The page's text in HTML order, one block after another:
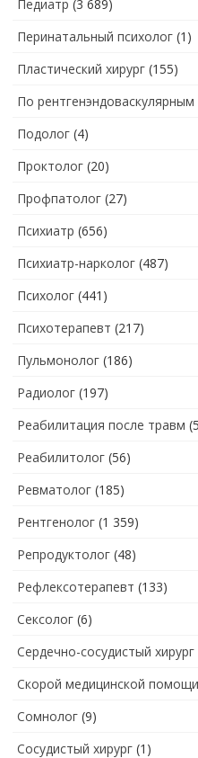
Педиатр (3 689)
Перинатальный психолог (1)
Пластический хирург (155)
По
Подолог (4)
Проктолог (20)
Профпатолог (27)
Психиатр (656)
Психиатр-нарколог (487)
Психолог (441)
Психотерапевт (217)
Пульмонолог (186)
Радиолог (197)
Реабилитация после травм
Реабилитолог (56)
Ревматолог (185)
Рентгенолог (1 359)
Репродуктолог (48)
Рефлексотерапевт (133)
Сексолог (6)
Сердечно-сосудистый хирург
Скорой медицинской помощи
Сомнолог (9)
Сосудистый хирург (1)